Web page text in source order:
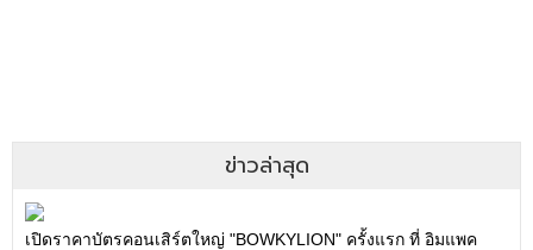
ข่าวล่าสุด
เปิดราคาบัตรคอนเสิร์ตใหญ่ "BOWKYLION" ครั้งแรก ที่ อิมแพค